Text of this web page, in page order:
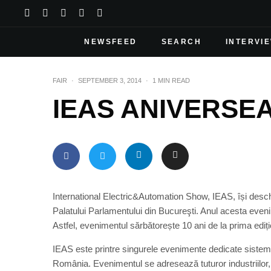
NEWSFEED SEARCH
FAIR · SEPTEMBER 3, 2014 · 1 MIN READ
IEAS
International Electric&Automation Show, IEAS, își
Palatului Parlamentului din Bucureşti. Anul acesta
Astfel, evenimentul sărbătorește 10 ani de la prima
IEAS este printre singurele evenimente dedicate
România. Evenimentul se adresează tuturor